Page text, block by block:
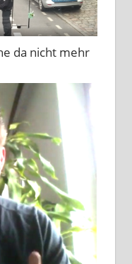
da nicht mehr